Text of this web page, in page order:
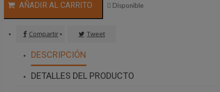
AÑADIR AL CARRITO  Disponible
Compartir Tweet
DESCRIPCIÓN
DETALLES DEL PRODUCTO